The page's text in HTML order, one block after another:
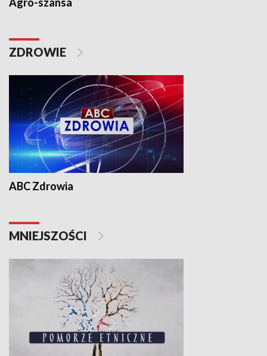
ZDROWIE
ABC Zdrowia
MNIEJSZOŚCI